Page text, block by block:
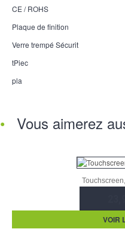
CE / ROHS
Plaque de finition
Verre trempé Sécurit
tPiec
pla
Vous aimerez
VOIR